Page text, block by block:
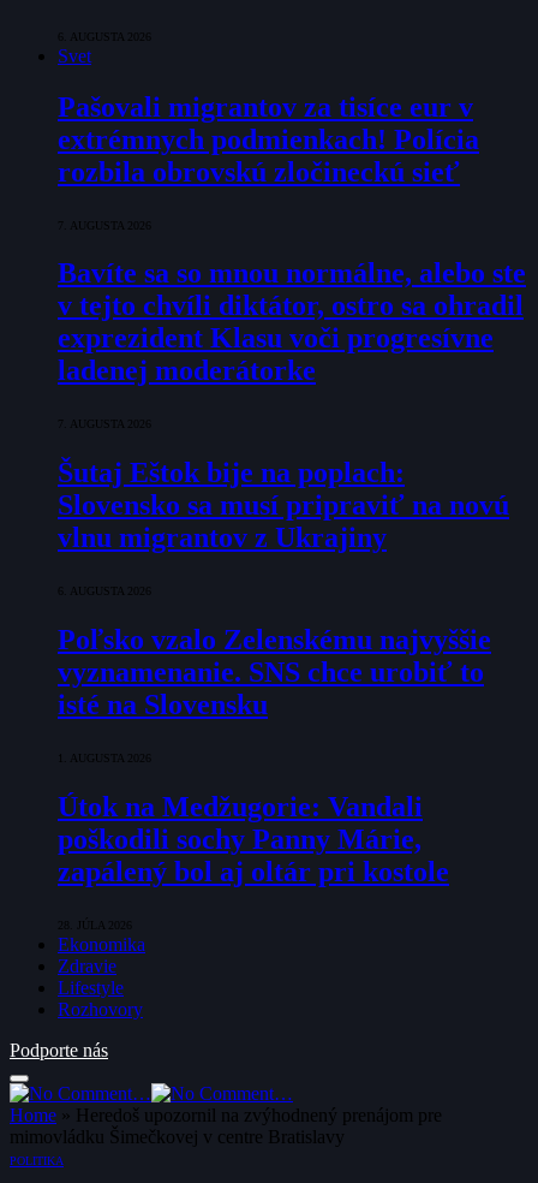
6. AUGUSTA 2026
Svet
Pašovali migrantov za tisíce eur v
extrémnych podmienkach! Polícia
rozbila obrovskú zločineckú sieť
7. AUGUSTA 2026
Bavíte sa so mnou normálne, alebo ste
v tejto chvíli diktátor, ostro sa ohradil
exprezident Klasu voči progresívne
ladenej moderátorke
7. AUGUSTA 2026
Šutaj Eštok bije na poplach:
Slovensko sa musí pripraviť na novú
vlnu migrantov z Ukrajiny
6. AUGUSTA 2026
Poľsko vzalo Zelenskému najvyššie
vyznamenanie. SNS chce urobiť to
isté na Slovensku
1. AUGUSTA 2026
Útok na Medžugorie: Vandali
poškodili sochy Panny Márie,
zapálený bol aj oltár pri kostole
28. JÚLA 2026
Ekonomika
Zdravie
Lifestyle
Rozhovory
Podporte nás
Home » Heredoš upozornil na zvýhodnený prenájom pre
mimovládku Šimečkovej v centre Bratislavy
POLITIKA